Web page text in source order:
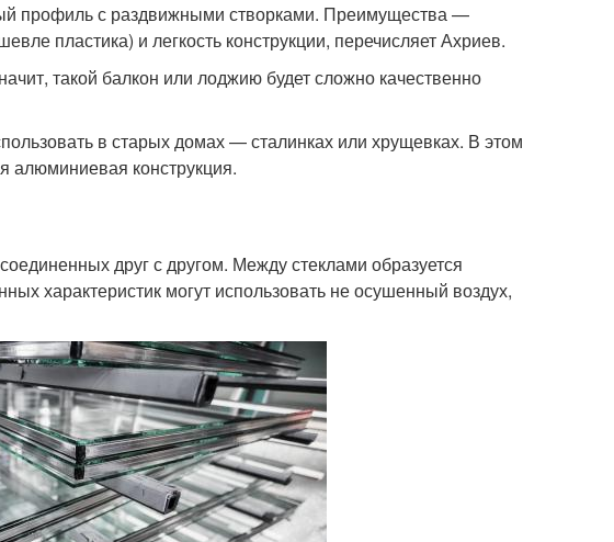
профиль с раздвижными створками. Преимущества —
пластика) и легкость конструкции, перечисляет Ахриев.
такой балкон или лоджию будет сложно качественно
в старых домах — сталинках или хрущевках. В этом
алюминиевая конструкция.
друг с другом. Между стеклами образуется
характеристик могут использовать не осушенный воздух,